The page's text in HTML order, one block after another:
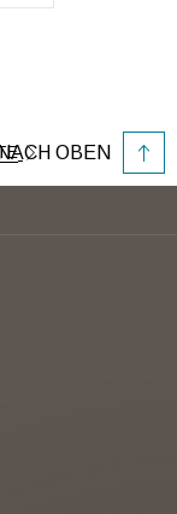
OBEN